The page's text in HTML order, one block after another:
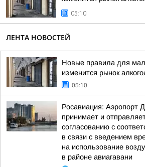
05:10
ЛЕНТА НОВОСТЕЙ
Новые правила для
изменится рынок
05:10
Росавиация:
принимает и
согласованию с
в связи с введением
на использование
в районе авиагавани